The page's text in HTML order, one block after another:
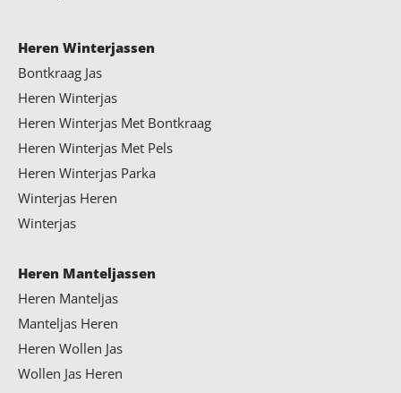
Heren Winterjassen
Bontkraag Jas
Heren Winterjas
Heren Winterjas Met Bontkraag
Heren Winterjas Met Pels
Heren Winterjas Parka
Winterjas Heren
Winterjas
Heren Manteljassen
Heren Manteljas
Manteljas Heren
Heren Wollen Jas
Wollen Jas Heren